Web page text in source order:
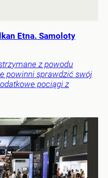
Etna. Samoloty
z powodu
powinni sprawdzić swój
pociągi z